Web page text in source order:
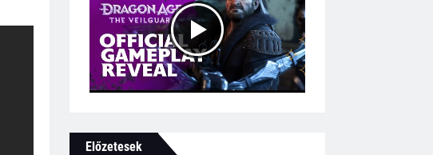
Előzetesek